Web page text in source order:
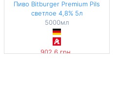
Пиво Bitburger Premium Pils
светлое 4,8% 5л
5000мл
902,6 грн